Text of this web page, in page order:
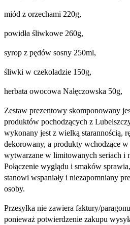
miód z orzechami 220g,
powidła śliwkowe 260g,
syrop z pędów sosny 250ml,
śliwki w czekoladzie 150g,
herbata owocowa Nałęczowska 50g,
Zestaw prezentowy skomponowany
produktów pochodzących z
wykonany jest z wielką starannością,
dekorowany, a produkty wchodzące w
wytwarzane w limitowanych seriach i
Połączenie wyglądu i smaków
stanowi wspaniały i niezapomniany
osoby.
Przesyłka nie zawiera faktury/
ponieważ potwierdzenie zakupu